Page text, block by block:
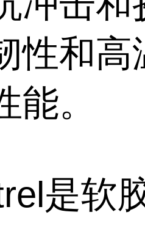
性和高
能。
是软